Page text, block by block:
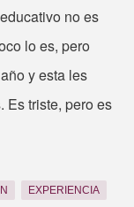
no es
lo es, pero
y esta les
Es triste, pero es
EXPERIENCIA